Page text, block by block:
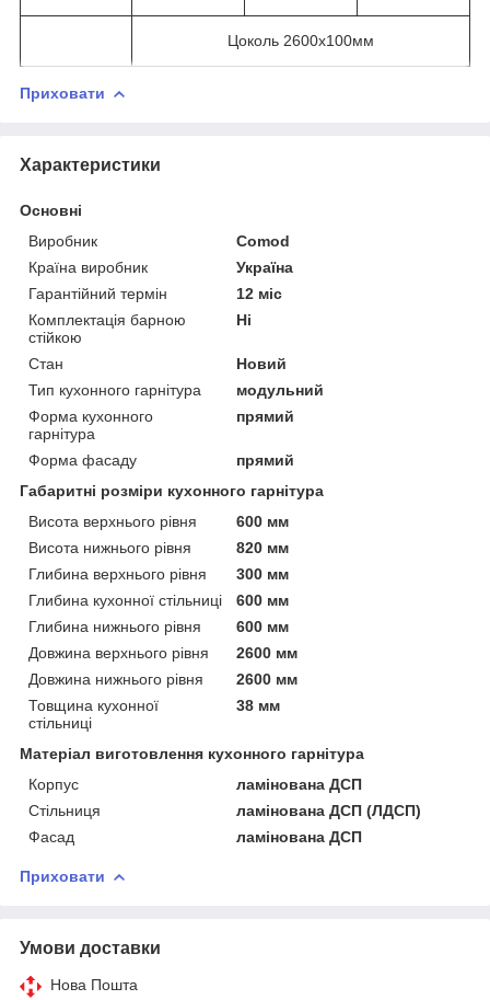
Цоколь 2600х100мм
Приховати
Характеристики
Основні
Виробник
Comod
Країна виробник
Україна
Гарантійний термін
12 міс
Комплектація барною
стійкою
Ні
Стан
Новий
Тип кухонного гарнітура
модульний
Форма кухонного
гарнітура
прямий
Форма фасаду
прямий
Габаритні розміри кухонного гарнітура
Висота верхнього рівня
600 мм
Висота нижнього рівня
820 мм
Глибина верхнього рівня
300 мм
Глибина кухонної стільниці
600 мм
Глибина нижнього рівня
600 мм
Довжина верхнього рівня
2600 мм
Довжина нижнього рівня
2600 мм
Товщина кухонної
стільниці
38 мм
Матеріал виготовлення кухонного гарнітура
Корпус
ламінована ДСП
Стільниця
ламінована ДСП (ЛДСП)
Фасад
ламінована ДСП
Приховати
Умови доставки
Нова Пошта